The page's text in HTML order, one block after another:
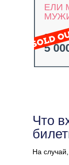
ЕЛИ
5
Что
На